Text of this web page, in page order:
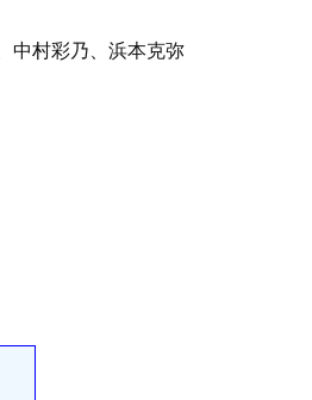
中村彩乃、浜本克弥